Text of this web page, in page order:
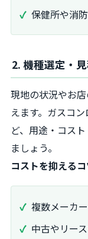
保健所や消
2. 機種選定・
現地の状況やお
えます。ガスコ
ど、用途・コス
ましょう。
コストを抑えるコ
複数メーカ
中古やリー